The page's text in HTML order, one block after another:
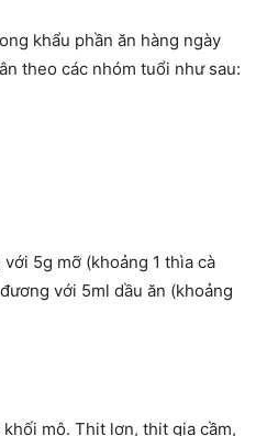
khẩu phần ăn hàng ngày
theo các nhóm tuổi như sau:
5g mỡ (khoảng 1 thìa cà
với 5ml dầu ăn (khoảng
mô. Thịt lợn, thịt gia cầm,